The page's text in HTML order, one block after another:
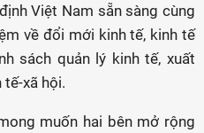
Việt Nam sẵn sàng cùng
về đổi mới kinh tế, kinh tế
sách quản lý kinh tế, xuất
tế-xã hội.
muốn hai bên mở rộng